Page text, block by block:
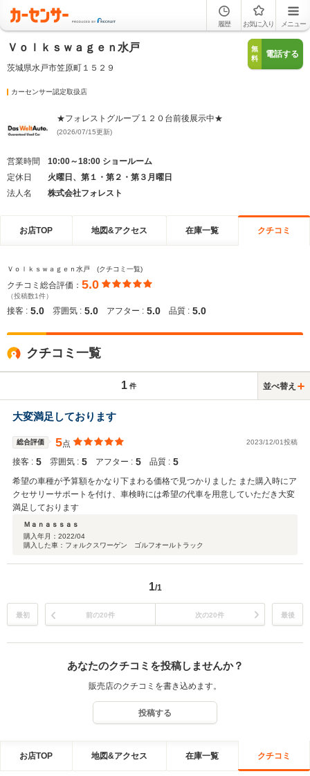
履歴 お気に入り メニュー
Ｖｏｌｋｓｗａｇｅｎ水戸
茨城県水戸市笠原町１５２９
無
料
電話する
カーセンサー認定取扱店
★フォレストグループ１２０台前後展示中★
(2026/07/15更新)
営業時間
10:00～18:00 ショールーム
定休日
火曜日、第１・第２・第３月曜日
法人名
株式会社フォレスト
お店TOP 地図&アクセス 在庫一覧 クチコミ
Ｖｏｌｋｓｗａｇｅｎ水戸 (クチコミ一覧)
クチコミ総合評価： 5.0
（投稿数1件）
接客 : 5.0 雰囲気 : 5.0 アフター : 5.0 品質 : 5.0
クチコミ一覧
1 件 並べ替え
大変満足しております
総合評価 5点 2023/12/01投稿
接客 : 5 雰囲気 : 5 アフター : 5 品質 : 5
希望の車種が予算額をかなり下まわる価格で見つかりました また購入時にア
クセサリーサポートを付け、車検時には希望の代車を用意していただき大変
満足しております
Ｍａｎａｓｓａｓ
購入年月： 2022/04
購入した車：フォルクスワーゲン ゴルフオールトラック
1/1
最初 前の20件 次の20件 最後
あなたのクチコミを投稿しませんか？
販売店のクチコミを書き込めます。
投稿する
お店TOP 地図&アクセス 在庫一覧 クチコミ